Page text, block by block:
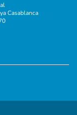
Casablanca